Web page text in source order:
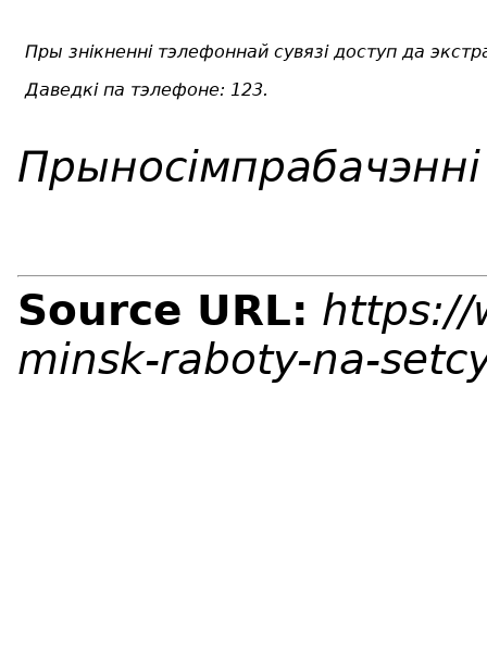
Пры знікненні тэлефоннай сувязі доступ да
Даведкі па тэлефоне: 123.
Source URL: https://
minsk-raboty-na-